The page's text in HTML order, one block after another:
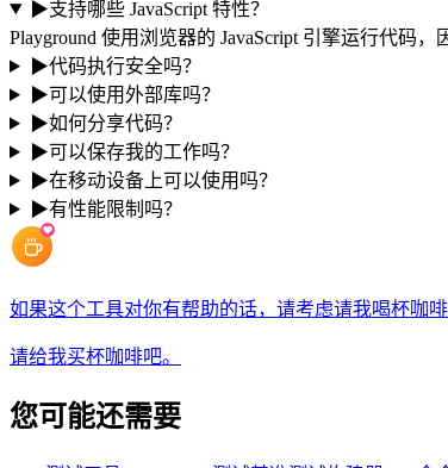
▶支持哪些 JavaScript 特性？
Playground 使用浏览器的 JavaScript 引擎运行代码
▶代码执行安全吗？
▶可以使用外部库吗？
▶如何分享代码？
▶可以保存我的工作吗？
▶在移动设备上可以使用吗？
▶有性能限制吗？
如果这个工具对你有帮助的话，请考虑请我喝杯咖啡
请给我买杯咖啡吧。
您可能还需要